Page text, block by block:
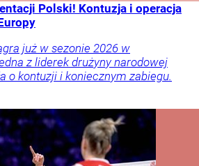
Polski! Kontuzja i operacja
już w sezonie 2026 w
z liderek drużyny narodowej
o kontuzji i koniecznym zabiegu.